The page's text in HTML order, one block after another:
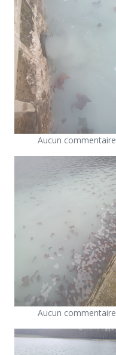
Aucun commentaire
Aucun commentaire